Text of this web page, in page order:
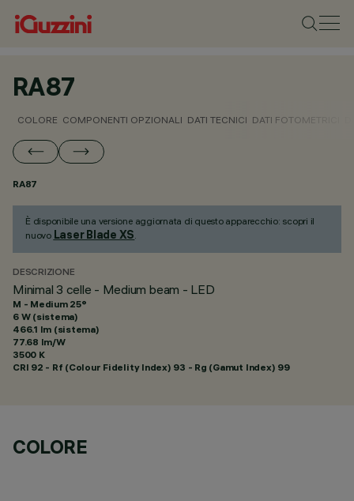
RA87
COLORE COMPONENTI OPZIONALI DATI TECNICI DATI FOTOMETRICI
RA87
È disponibile una versione aggiornata di questo apparecchio: scopri il
nuovo Laser Blade XS.
DESCRIZIONE
Minimal 3 celle - Medium beam - LED
M - Medium 25°
6 W (sistema)
466.1 lm (sistema)
77.68 lm/W
3500 K
CRI 92 - Rf (Colour Fidelity Index) 93 - Rg (Gamut Index) 99
COLORE